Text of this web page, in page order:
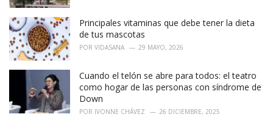
Principales vitaminas que debe tener la dieta
de tus mascotas
POR VIDASANA 29 MAYO, 2026
Cuando el telón se abre para todos: el teatro
como hogar de las personas con síndrome de
Down
POR IVONNE CHÁVEZ 26 DICIEMBRE, 2025